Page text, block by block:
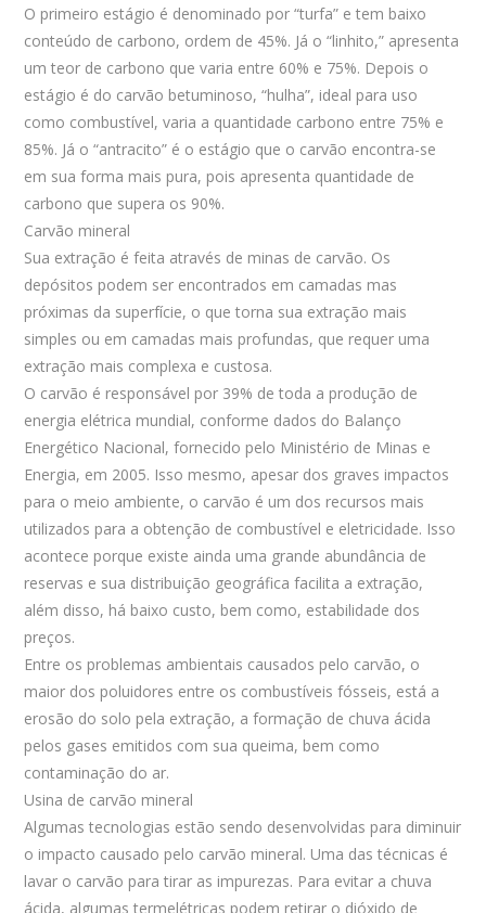
O primeiro estágio é denominado por “turfa” e tem baixo
conteúdo de carbono, ordem de 45%. Já o “linhito,” apresenta
um teor de carbono que varia entre 60% e 75%. Depois o
estágio é do carvão betuminoso, “hulha”, ideal para uso
como combustível, varia a quantidade carbono entre 75% e
85%. Já o “antracito” é o estágio que o carvão encontra-se
em sua forma mais pura, pois apresenta quantidade de
carbono que supera os 90%.
Carvão mineral
Sua extração é feita através de minas de carvão. Os
depósitos podem ser encontrados em camadas mas
próximas da superfície, o que torna sua extração mais
simples ou em camadas mais profundas, que requer uma
extração mais complexa e custosa.
O carvão é responsável por 39% de toda a produção de
energia elétrica mundial, conforme dados do Balanço
Energético Nacional, fornecido pelo Ministério de Minas e
Energia, em 2005. Isso mesmo, apesar dos graves impactos
para o meio ambiente, o carvão é um dos recursos mais
utilizados para a obtenção de combustível e eletricidade. Isso
acontece porque existe ainda uma grande abundância de
reservas e sua distribuição geográfica facilita a extração,
além disso, há baixo custo, bem como, estabilidade dos
preços.
Entre os problemas ambientais causados pelo carvão, o
maior dos poluidores entre os combustíveis fósseis, está a
erosão do solo pela extração, a formação de chuva ácida
pelos gases emitidos com sua queima, bem como
contaminação do ar.
Usina de carvão mineral
Algumas tecnologias estão sendo desenvolvidas para diminuir
o impacto causado pelo carvão mineral. Uma das técnicas é
lavar o carvão para tirar as impurezas. Para evitar a chuva
ácida, algumas termelétricas podem retirar o dióxido de